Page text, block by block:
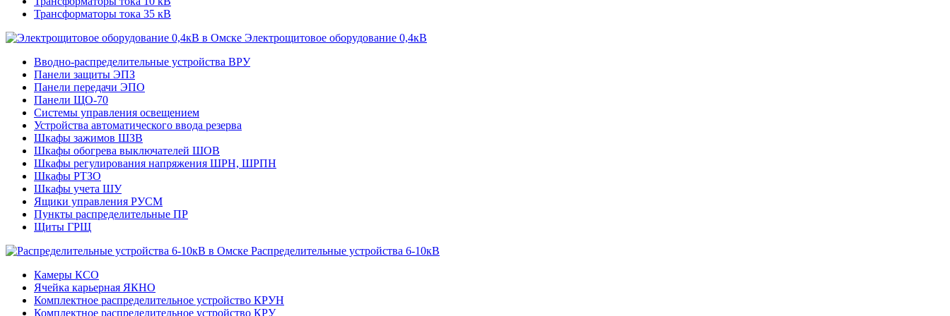
Трансформаторы тока 35 кВ
Электрощитовое оборудование 0,4кВ
Вводно-распределительные устройства ВРУ
Панели защиты ЭПЗ
Панели передачи ЭПО
Панели ЩО-70
Системы управления освещением
Устройства автоматического ввода резерва
Шкафы зажимов ШЗВ
Шкафы обогрева выключателей ШОВ
Шкафы регулирования напряжения ШРН, ШРПН
Шкафы РТЗО
Шкафы учета ШУ
Ящики управления РУСМ
Пункты распределительные ПР
Щиты ГРЩ
Распределительные устройства 6-10кВ
Камеры КСО
Ячейка карьерная ЯКНО
Комплектное распределительное устройство КРУН
Комплектное распределительное устройство КРУ